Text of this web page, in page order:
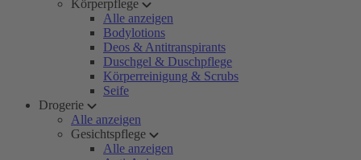
Körperpflege
Alle anzeigen
Bodylotions
Deos & Antitranspirants
Duschgel & Duschpflege
Körperreinigung & Scrubs
Seife
Drogerie
Alle anzeigen
Gesichtspflege
Alle anzeigen